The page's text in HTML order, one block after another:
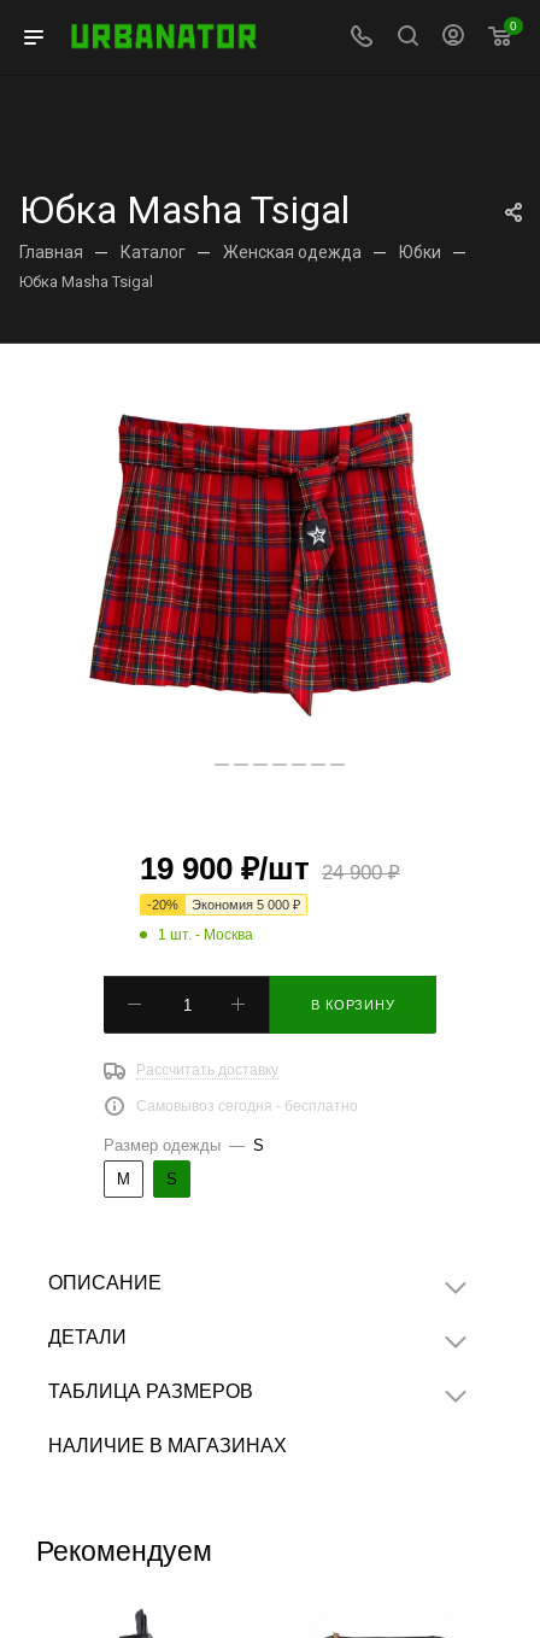
0
Юбка Masha Tsigal
Главная — Каталог — Женская одежда — Юбки —
Юбка Masha Tsigal
19 900 ₽/шт 24 900₽
-20% Экономия 5 000 ₽
1 шт. - Москва
В КОРЗИНУ
Рассчитать доставку
Самовывоз сегодня - бесплатно
Размер одежды — S
M
S
ОПИСАНИЕ
ДЕТАЛИ
ТАБЛИЦА РАЗМЕРОВ
НАЛИЧИЕ В МАГАЗИНАХ
Рекомендуем